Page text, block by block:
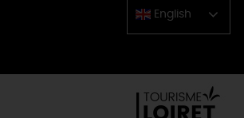
English
Chinese